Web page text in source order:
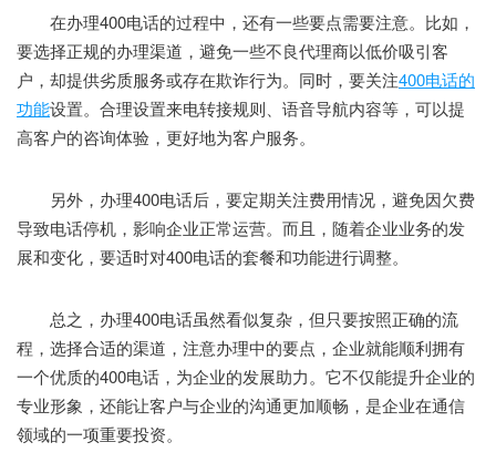
在办理400电话的过程中，还有一些要点需要注意。比如，
要选择正规的办理渠道，避免一些不良代理商以低价吸引客
户，却提供劣质服务或存在欺诈行为。同时，要关注400电话的
功能设置。合理设置来电转接规则、语音导航内容等，可以提
高客户的咨询体验，更好地为客户服务。
另外，办理400电话后，要定期关注费用情况，避免因欠费
导致电话停机，影响企业正常运营。而且，随着企业业务的发
展和变化，要适时对400电话的套餐和功能进行调整。
总之，办理400电话虽然看似复杂，但只要按照正确的流
程，选择合适的渠道，注意办理中的要点，企业就能顺利拥有
一个优质的400电话，为企业的发展助力。它不仅能提升企业的
专业形象，还能让客户与企业的沟通更加顺畅，是企业在通信
领域的一项重要投资。